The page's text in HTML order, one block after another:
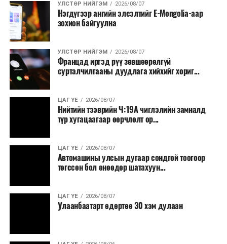
УЛСТӨР НИЙГЭМ 2026/08/07
Нэгдүгээр ангийн элсэлтийг E-Mongolia-аар
зохион байгуулна
УЛСТӨР НИЙГЭМ 2026/08/07
Францад иргэд рүү зөвшөөрөлгүй
сурталчилгааны дуудлага хийхийг хориг...
ЦАГ ҮЕ 2026/08/07
Нийтийн тээврийн Ч:19А чиглэлийн замналд
түр хугацаагаар өөрчлөлт ор...
ЦАГ ҮЕ 2026/08/07
Автомашины улсын дугаар сондгой тоогоор
төгссөн бол өнөөдөр шатахуун...
ЦАГ ҮЕ 2026/08/07
Улаанбаатарт өдөртөө 30 хэм дулаан